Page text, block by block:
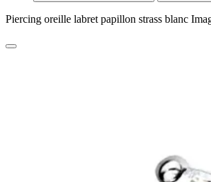
Piercing oreille labret papillon strass blanc